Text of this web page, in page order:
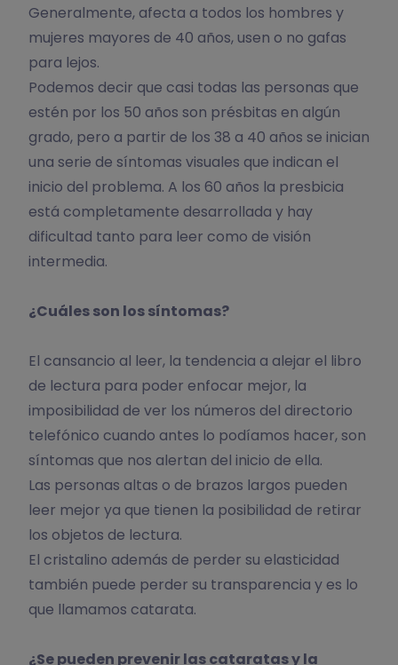
Generalmente, afecta a todos los hombres y
mujeres mayores de 40 años, usen o no gafas
para lejos.
Podemos decir que casi todas las personas que
estén por los 50 años son présbitas en algún
grado, pero a partir de los 38 a 40 años se inician
una serie de síntomas visuales que indican el
inicio del problema. A los 60 años la presbicia
está completamente desarrollada y hay
dificultad tanto para leer como de visión
intermedia.
¿Cuáles son los síntomas?
El cansancio al leer, la tendencia a alejar el libro
de lectura para poder enfocar mejor, la
imposibilidad de ver los números del directorio
telefónico cuando antes lo podíamos hacer, son
síntomas que nos alertan del inicio de ella.
Las personas altas o de brazos largos pueden
leer mejor ya que tienen la posibilidad de retirar
los objetos de lectura.
El cristalino además de perder su elasticidad
también puede perder su transparencia y es lo
que llamamos catarata.
¿Se pueden prevenir las cataratas y la